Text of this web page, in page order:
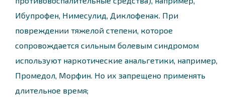
Ибупрофен, Нимесулид, Диклофенак. При
повреждении тяжелой степени, которое
сопровождается сильным болевым синдромом
используют наркотические анальгетики, например,
Промедол, Морфин. Но их запрещено применять
длительное время;